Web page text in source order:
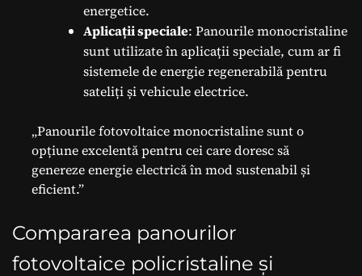
energetice.
Aplicații speciale: Panourile monocristaline
sunt utilizate în aplicații speciale, cum ar fi
sistemele de energie regenerabilă pentru
sateliți și vehicule electrice.
„Panourile fotovoltaice monocristaline sunt o
opțiune excelentă pentru cei care doresc să
genereze energie electrică în mod sustenabil și
eficient.”
Compararea panourilor
fotovoltaice policristaline și